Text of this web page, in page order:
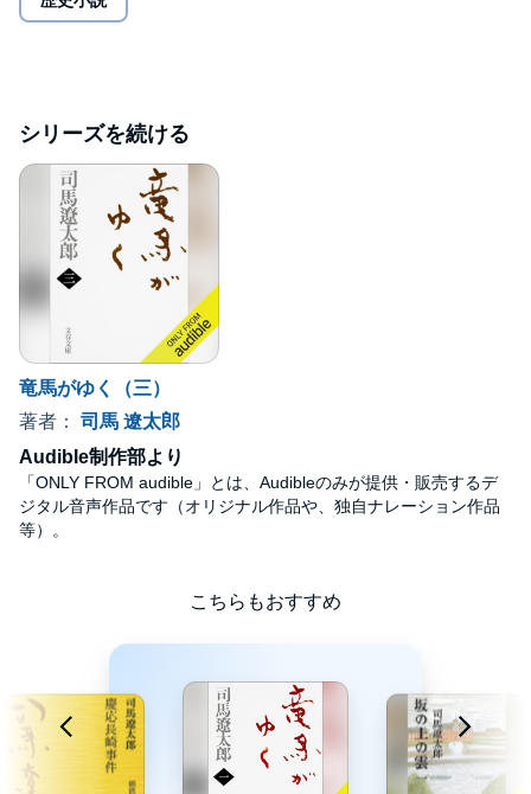
シリーズを続ける
竜馬がゆく（三）
著者： 司馬 遼太郎
Audible制作部より
「ONLY FROM audible」とは、Audibleのみが提供・販売するデ
ジタル音声作品です（オリジナル作品や、独自ナレーション作品
等）。
こちらもおすすめ